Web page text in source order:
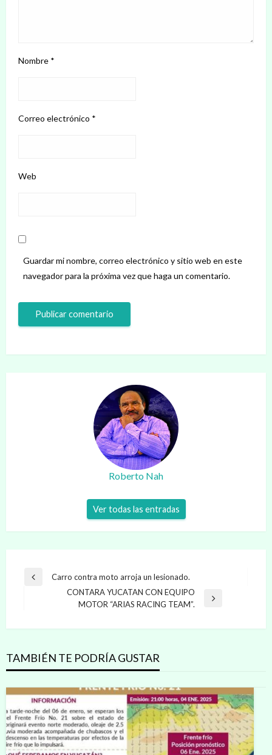
Nombre *
Correo electrónico *
Web
Guardar mi nombre, correo electrónico y sitio web en este
navegador para la próxima vez que haga un comentario.
Roberto Nah
Ver todas las entradas
Navegación
Entrada
Carro contra moto arroja un lesionado.
CONTARA YUCATAN CON EQUIPO
MOTOR “ARIAS RACING TEAM”.
TAMBIÉN TE PODRÍA GUSTAR